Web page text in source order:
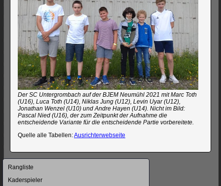
Der SC Untergrombach auf der BJEM Neumühl 2021 mit Marc Toth
(U16), Luca Toth (U14), Niklas Jung (U12), Levin Uyar (U12),
Jonathan Wenzel (U10) und Andre Hayen (U14). Nicht im Bild:
Pascal Nied (U16), der zum Zeitpunkt der Aufnahme die
entscheidende Variante für die entscheidende Partie vorbereitete.
Quelle alle Tabellen:Ausrichterwebseite
Navigation
Rangliste
Kaderspieler